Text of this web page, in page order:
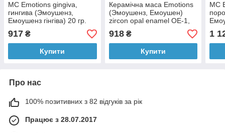
MC Emotions gingiva,
гингива (Эмоушенз,
Емоушенз гінгіва) 20 гр.
917 ₴
Купити
Керамічна маса Emotions
(Эмоушенз, Емоушен)
zircon opal enamel OE-1,
циркон опал емаль 20 гр.
918₴
Купити
МС
1
Про нас
100% позитивних з 82 відгуків за рік
Працює з 28.07.2017